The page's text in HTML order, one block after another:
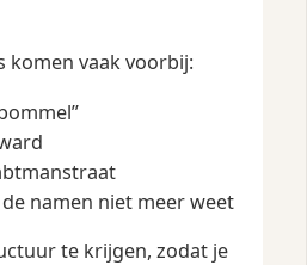
komen vaak voorbij:
namen niet meer weet
te krijgen, zodat je